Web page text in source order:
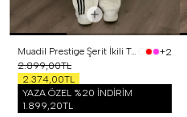
Muadil Prestige Şerit İkili Takım Beyaz
+2
2.899,00TL
2.374,00TL
YAZA ÖZEL %20 İNDİRİM
1.899,20TL